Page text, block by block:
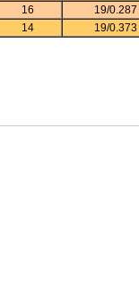
16 19/0.287
14 19/0.373